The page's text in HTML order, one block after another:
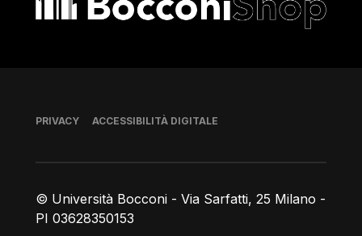
© Università Bocconi - Via Sarfatti, 25 Milano -
PI 03628350153
Piè di pagina
PRIVACY ACCESSIBILITÀ DIGITALE